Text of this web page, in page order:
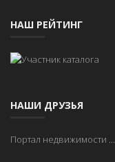
НАШ РЕЙТИНГ
НАШИ ДРУЗЬЯ
Портал недвижимости ...